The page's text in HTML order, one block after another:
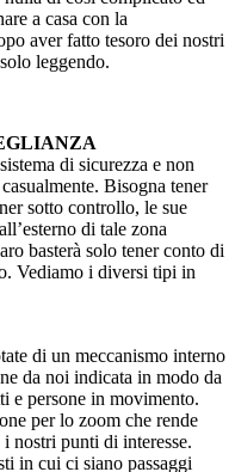
a casa con la
aver fatto tesoro dei nostri
leggendo.
di sicurezza e non
Bisogna tener
sotto controllo, le sue
di tale zona
basterà solo tener conto di
Vediamo i diversi tipi in
di un meccanismo interno
da noi indicata in modo da
e persone in movimento.
per lo zoom che rende
nostri punti di interesse.
in cui ci siano passaggi